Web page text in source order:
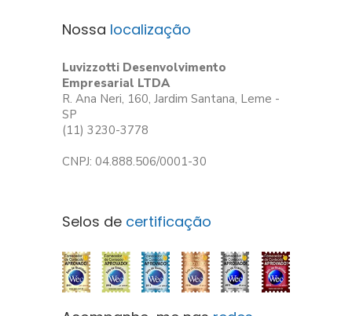
Nossa localização
Luvizzotti Desenvolvimento
Empresarial LTDA
R. Ana Neri, 160, Jardim Santana, Leme -
SP
(11) 3230-3778
CNPJ: 04.888.506/0001-30
Selos de certificação